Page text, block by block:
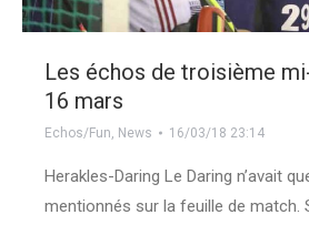
Les échos de troisième
16 mars
Echos/Fun, News 16/03/18 23:14
Herakles-Daring Le Daring n’avait
mentionnés sur la feuille de match.